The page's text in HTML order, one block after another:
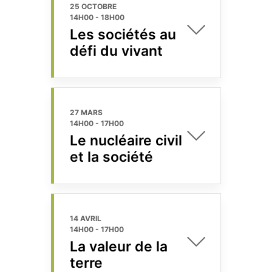
25 OCTOBRE
14H00 - 18H00
Les sociétés au
défi du vivant
27 MARS
14H00 - 17H00
Le nucléaire civil
et la société
14 AVRIL
14H00 - 17H00
La valeur de la
terre